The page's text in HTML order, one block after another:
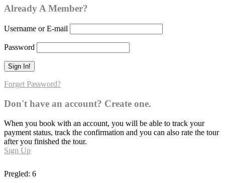
0
Already A Member?
Username or E-mail
Password
Forget Password?
Don't have an account? Create one.
When you book with an account, you will be able to track your
payment status, track the confirmation and you can also rate the tour
after you finished the tour.
Sign Up
Pregled: 6